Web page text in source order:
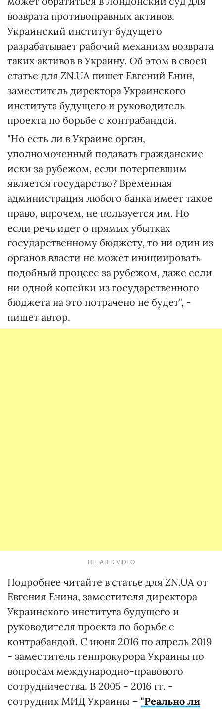
возврата противоправных активов.
Украинский институт будущего
разрабатывает рабочий механизм возврата
таких активов в Украину. Об этом в своей
статье для ZN.UA пишет Евгений Енин,
заместитель директора Украинского
института будущего и руководитель
проекта по борьбе с контрабандой.
"Но есть ли в Украине орган,
уполномоченный подавать гражданские
иски за рубежом, если потерпевшим
является государство? Временная
администрация любого банка имеет такое
право, впрочем, не пользуется им. Но
если речь идет о прямых убытках
государственному бюджету, то ни один из
органов власти не может инициировать
подобный процесс за рубежом, даже если
ни одной копейки из государственного
бюджета на это потрачено не будет", -
пишет автор.
RELATED VIDEO
Подробнее читайте в статье для ZN.UA от
Евгения Енина, заместителя директора
Украинского института будущего и
руководителя проекта по борьбе с
контрабандой. С июня 2016 по апрель 2019
- заместитель генпрокурора Украины по
вопросам международно-правового
сотрудничества. В 2005 - 2016 гг. -
сотрудник МИД Украины – "Реально ли